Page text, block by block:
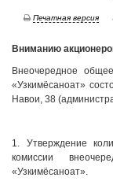
Печатная версия
Вниманию
Внеочередное
«Узкимёсаноат»
Навои, 38
1. Утверждение
комиссии
«Узкимёсаноат».